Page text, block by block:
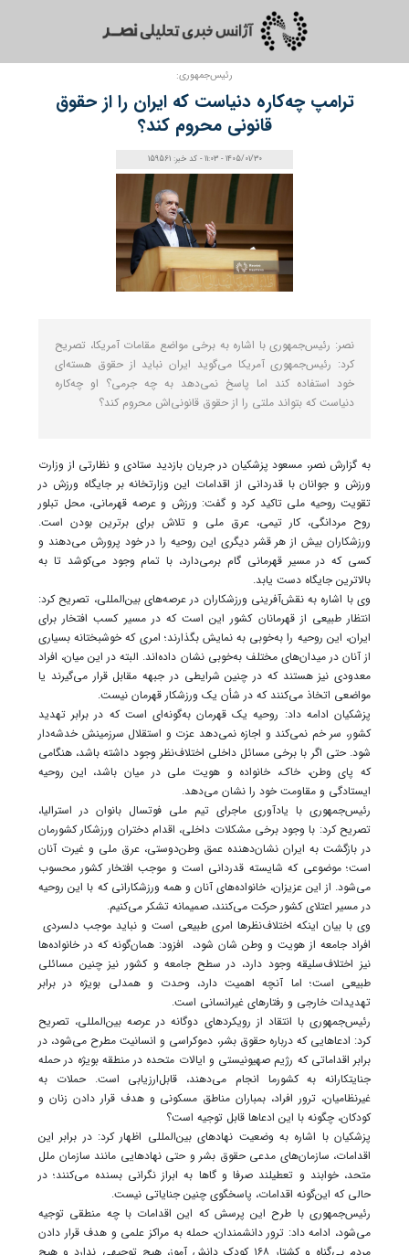
رئیس‌جمهوری:
ترامپ چه‌کاره دنیاست که ایران را از حقوق
قانونی محروم کند؟
1405/01/30 - 11:03 - کد خبر: 159561
نصر: رئیس‌جمهوری با اشاره به برخی مواضع مقامات آمریکا، تصریح
کرد: رئیس‌جمهوری آمریکا می‌گوید ایران نباید از حقوق هسته‌ای
خود استفاده کند اما پاسخ نمی‌دهد به چه جرمی؟ او چه‌کاره
دنیاست که بتواند ملتی را از حقوق قانونی‌اش محروم کند؟
به گزارش نصر، مسعود پزشکیان در جریان بازدید ستادی و نظارتی از وزارت
ورزش و جوانان با قدردانی از اقدامات این وزارتخانه بر جایگاه ورزش در
تقویت روحیه ملی تاکید کرد و گفت: ورزش و عرصه قهرمانی، محل تبلور
روح مردانگی، کار تیمی، عرق ملی و تلاش برای برترین بودن است.
ورزشکاران بیش از هر قشر دیگری این روحیه را در خود پرورش می‌دهند و
کسی که در مسیر قهرمانی گام برمی‌دارد، با تمام وجود می‌کوشد تا به
بالاترین جایگاه دست یابد.
وی با اشاره به نقش‌آفرینی ورزشکاران در عرصه‌های بین‌المللی، تصریح کرد:
انتظار طبیعی از قهرمانان کشور این است که در مسیر کسب افتخار برای
ایران، این روحیه را به‌خوبی به نمایش بگذارند؛ امری که خوشبختانه بسیاری
از آنان در میدان‌های مختلف به‌خوبی نشان داده‌اند. البته در این میان، افراد
معدودی نیز هستند که در چنین شرایطی در جبهه مقابل قرار می‌گیرند یا
مواضعی اتخاذ می‌کنند که در شأن یک ورزشکار قهرمان نیست.
پزشکیان ادامه داد: روحیه یک قهرمان به‌گونه‌ای است که در برابر تهدید
کشور، سر خم نمی‌کند و اجازه نمی‌دهد عزت و استقلال سرزمینش خدشه‌دار
شود. حتی اگر با برخی مسائل داخلی اختلاف‌نظر وجود داشته باشد، هنگامی
که پای وطن، خاک، خانواده و هویت ملی در میان باشد، این روحیه
ایستادگی و مقاومت خود را نشان می‌دهد.
رئیس‌جمهوری با یادآوری ماجرای تیم ملی فوتسال بانوان در استرالیا،
تصریح کرد: با وجود برخی مشکلات داخلی، اقدام دختران ورزشکار کشورمان
در بازگشت به ایران نشان‌دهنده عمق وطن‌دوستی، عرق ملی و غیرت آنان
است؛ موضوعی که شایسته قدردانی است و موجب افتخار کشور محسوب
می‌شود. از این عزیزان، خانواده‌های آنان و همه ورزشکارانی که با این روحیه
در مسیر اعتلای کشور حرکت می‌کنند، صمیمانه تشکر می‌کنیم.
وی با بیان اینکه اختلاف‌نظرها امری طبیعی است و نباید موجب دلسردی
افراد جامعه از هویت و وطن شان شود، افزود: همان‌گونه که در خانواده‌ها
نیز اختلاف‌سلیقه وجود دارد، در سطح جامعه و کشور نیز چنین مسائلی
طبیعی است؛ اما آنچه اهمیت دارد، وحدت و همدلی بویژه در برابر
تهدیدات خارجی و رفتارهای غیرانسانی است.
رئیس‌جمهوری با انتقاد از رویکردهای دوگانه در عرصه بین‌المللی، تصریح
کرد: ادعاهایی که درباره حقوق بشر، دموکراسی و انسانیت مطرح می‌شود، در
برابر اقداماتی که رژیم صهیونیستی و ایالات متحده در منطقه بویژه در حمله
جنایتکارانه به کشورما انجام می‌دهند، قابل‌ارزیابی است. حملات به
غیرنظامیان، ترور افراد، بمباران مناطق مسکونی و هدف قرار دادن زنان و
کودکان، چگونه با این ادعاها قابل توجیه است؟
پزشکیان با اشاره به وضعیت نهادهای بین‌المللی اظهار کرد: در برابر این
اقدامات، سازمان‌های مدعی حقوق بشر و حتی نهادهایی مانند سازمان ملل
متحد، خوابند و تعطیلند صرفا و گاها به ابراز نگرانی بسنده می‌کنند؛ در
حالی که این‌گونه اقدامات، پاسخگوی چنین جنایاتی نیست.
رئیس‌جمهوری با طرح این پرسش که این اقدامات با چه منطقی توجیه
می‌شود، ادامه داد: ترور دانشمندان، حمله به مراکز علمی و هدف قرار دادن